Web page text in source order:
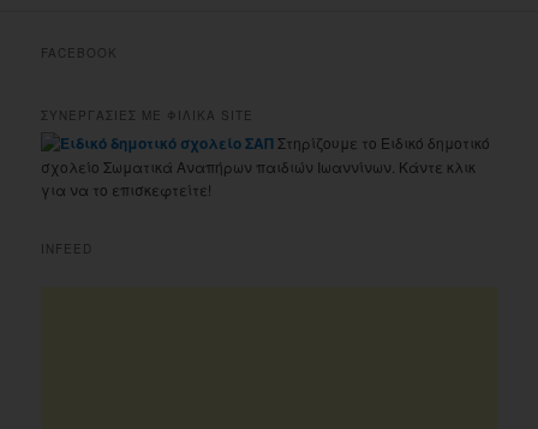
FACEBOOK
ΣΥΝΕΡΓΑΣΙΕΣ ΜΕ ΦΙΛΙΚΑ SITE
Στηρίζουμε το Ειδικό δημοτικό
σχολείο Σωματικά Αναπήρων παιδιών Ιωαννίνων. Κάντε κλικ
για να το επισκεφτείτε!
INFEED